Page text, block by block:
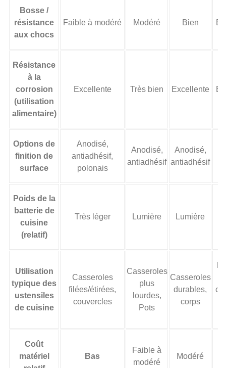
Bosse /
résistance
aux chocs
Faible à modéré Modéré Bien
Résistance
à la
corrosion
(utilisation
alimentaire)
Excellente Très bien Excellente
Options de
finition de
surface
Anodisé,
antiadhésif,
polonais
Anodisé,
antiadhésif
Anodisé,
antiadhésif
Poids de la
batterie de
cuisine
(relatif)
Très léger Lumière Lumière
Utilisation
typique des
ustensiles
de cuisine
Casseroles
filées/étirées,
couvercles
Casseroles
plus
lourdes,
Pots
Casseroles
durables,
corps
Coût
matériel
Bas
Faible à
modéré
Modéré